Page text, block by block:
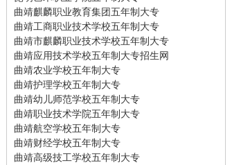
曲靖麒麟职业教育集团五年制大专
曲靖工商职业技术学校五年制大专
曲靖市麒麟职业技术学校五年制大专
曲靖应用技术学校五年制大专招生网
曲靖农业学校五年制大专
曲靖护理学校五年制大专
曲靖幼儿师范学校五年制大专
曲靖职业技术学院五年制大专
曲靖航空学校五年制大专
曲靖财经学校五年制大专
曲靖高级技工学校五年制大专